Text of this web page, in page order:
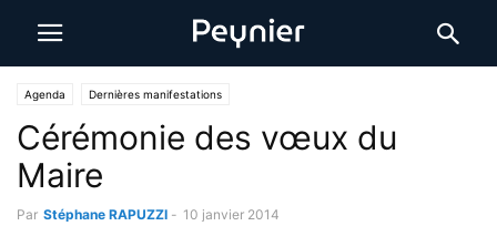
Agenda Dernières manifestations
Cérémonie des vœux du
Maire
Par Stéphane RAPUZZI - 10 janvier 2014